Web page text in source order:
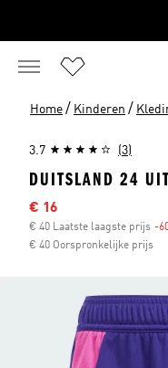
Home / Kinderen /
3.7 (3)
DUITSLAND 24
Afgeprijsde prijs
€ 16
€ 40 Laatste laagste prijs -
€ 40 Oorspronkelijke prijs